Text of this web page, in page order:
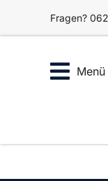
Fragen?
Menü